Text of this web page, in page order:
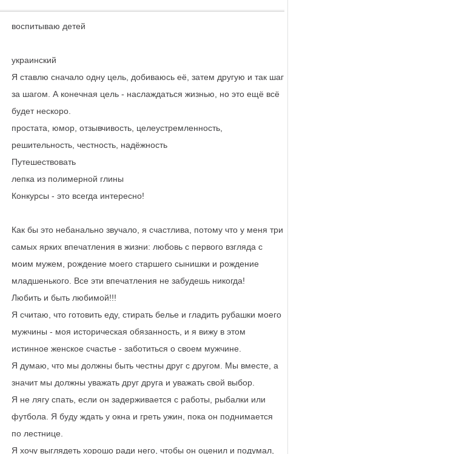
воспитываю детей
украинский
Я ставлю сначало одну цель, добиваюсь её, затем другую и так шаг
за шагом. А конечная цель - наслаждаться жизнью, но это ещё всё
будет нескоро.
простата, юмор, отзывчивость, целеустремленность,
решительность, честность, надёжность
Путешествовать
лепка из полимерной глины
Конкурсы - это всегда интересно!
Как бы это небанально звучало, я счастлива, потому что у меня три
самых ярких впечатления в жизни: любовь с первого взгляда с
моим мужем, рождение моего старшего сынишки и рождение
младшенького. Все эти впечатления не забудешь никогда!
Любить и быть любимой!!!
Я считаю, что готовить еду, стирать белье и гладить рубашки моего
мужчины - моя историческая обязанность, и я вижу в этом
истинное женское счастье - заботиться о своем мужчине.
Я думаю, что мы должны быть честны друг с другом. Мы вместе, а
значит мы должны уважать друг друга и уважать свой выбор.
Я не лягу спать, если он задерживается с работы, рыбалки или
футбола. Я буду ждать у окна и греть ужин, пока он поднимается
по лестнице.
Я хочу выглядеть хорошо ради него, чтобы он оценил и подумал,